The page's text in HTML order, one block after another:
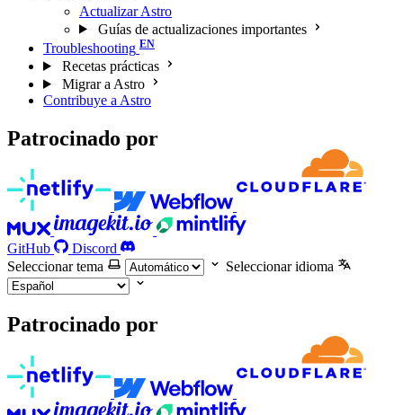
Actualizar Astro
Guías de actualizaciones importantes
Troubleshooting
Recetas prácticas
Migrar a Astro
Contribuye a Astro
Patrocinado por
GitHub
Discord
Seleccionar tema
Seleccionar idioma
Patrocinado por